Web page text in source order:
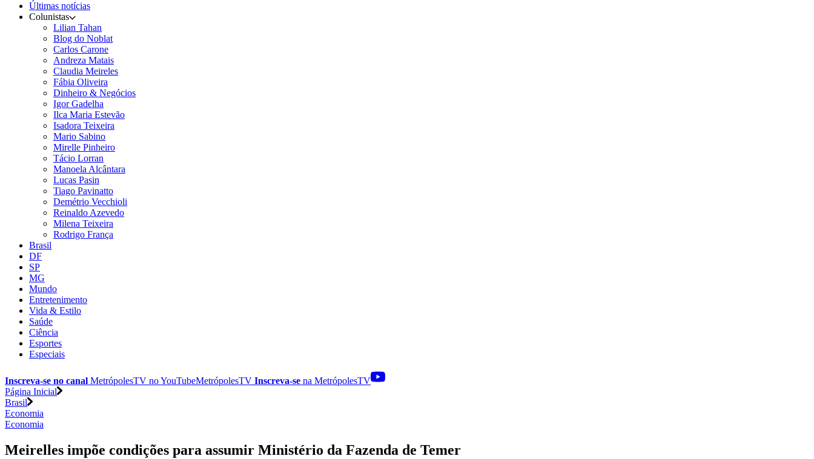
Últimas notícias
Colunistas
Lilian Tahan
Blog do Noblat
Carlos Carone
Andreza Matais
Claudia Meireles
Fábia Oliveira
Dinheiro & Negócios
Igor Gadelha
Ilca Maria Estevão
Isadora Teixeira
Mario Sabino
Mirelle Pinheiro
Tácio Lorran
Manoela Alcântara
Lucas Pasin
Tiago Pavinatto
Demétrio Vecchioli
Reinaldo Azevedo
Milena Teixeira
Rodrigo França
Brasil
DF
SP
MG
Mundo
Entretenimento
Vida & Estilo
Saúde
Ciência
Esportes
Especiais
Inscreva-se no canal MetrópolesTV noYouTubeMetrópolesTV Inscreva-se na MetrópolesTV
Página Inicial
Brasil
Economia
Economia
Meirelles impõe condições para assumir Ministério da Fazenda de Temer